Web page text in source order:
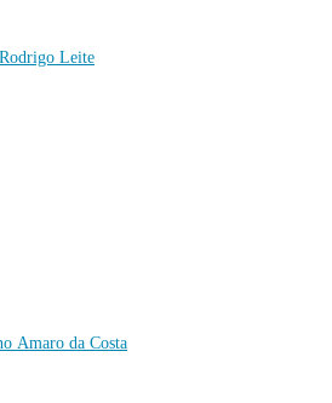
Leite
Amaro da Costa